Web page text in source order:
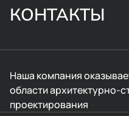
КОНТАКТЫ
Наша компания
области архитектурно-
проектирования